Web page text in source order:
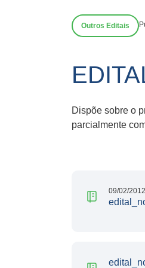
Outros Editais
Dispõe sobre o
parcialmente
09/02/2012